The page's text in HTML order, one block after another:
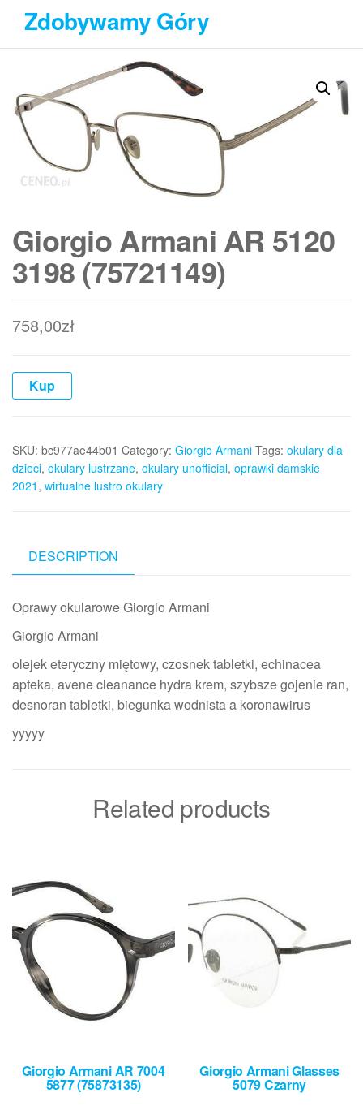
Przejdź
treści
Zdobywamy Góry
Giorgio Armani AR 5120
3198 (75721149)
758,00zł
Kup
SKU: bc977ae44b01 Category: Giorgio Armani Tags: okulary dla
dzieci, okulary lustrzane, okulary unofficial, oprawki damskie
2021 , wirtualne lustro okulary
DESCRIPTION
Oprawy okularowe Giorgio Armani
Giorgio Armani
olejek eteryczny miętowy, czosnek tabletki, echinacea
apteka, avene cleanance hydra krem, szybsze gojenie ran,
desnoran tabletki, biegunka wodnista a koronawirus
yyyyy
Related products
Giorgio Armani AR 7004
5877 (75873135)
Giorgio Armani Glasses
5079 Czarny